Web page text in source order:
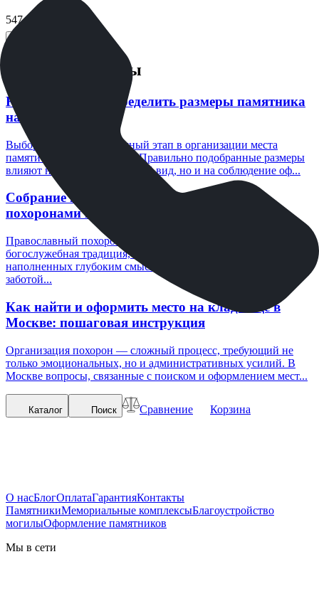
547 648
Последние посты
Как правильно определить размеры памятника
на могилу?
Выбор памятника — важный этап в организации места
памяти близкого человека. Правильно подобранные размеры
влияют не только на внешний вид, но и на соблюдение оф...
Собрание примет и обычаев, связанных с
похоронами в православии
Православный похоронный обряд — это не только
богослужебная традиция, но и система древних обычаев,
наполненных глубоким смыслом, уважением к усопшему и
заботой...
Как найти и оформить место на кладбище в
Москве: пошаговая инструкция
Организация похорон — сложный процесс, требующий не
только эмоциональных, но и административных усилий. В
Москве вопросы, связанные с поиском и оформлением мест...
Каталог Поиск Сравнение Корзина
О насБлогОплатаГарантияКонтакты
ПамятникиМемориальные комплексыБлагоустройство
могилыОформление памятников
Мы в сети